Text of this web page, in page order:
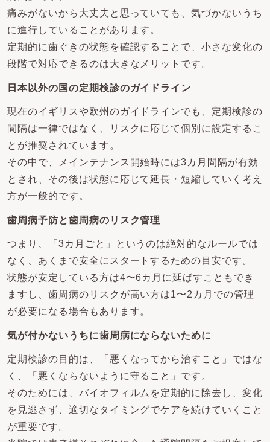
痛みがないから大丈夫と思っていても、気づかないうち
に進行していることがあります。
定期的に歯ぐきの状態を確認することで、小さな変化の
段階で対応できるのは大きなメリットです。
日本以外の国の定期検診のガイドライン
現在のイギリスや欧州のガイドラインでも、定期検診の
間隔は一律ではなく、リスクに応じて個別に設定するこ
とが推奨されています。
その中で、メインテナンス開始時には3カ月間隔が有効
とされ、その後は状態に応じて延長・短縮していく考え
方が一般的です。
歯周病予防と歯周病のリスク管理
つまり、「3カ月ごと」というのは絶対的なルールでは
なく、あくまで安全にスタートするための目安です。
状態が安定している方は4〜6カ月に延ばすこともでき
ますし、歯周病のリスクが高い方は1〜2カ月での管理
が必要になる場合もあります。
気が付かないうちに歯周病にならないために
定期検診の目的は、「悪くなってから治すこと」ではな
く、「悪くならないように守ること」です。
そのためには、バイオフィルムを定期的に除去し、変化
を見逃さず、適切なタイミングでケアを続けていくこと
が重要です。